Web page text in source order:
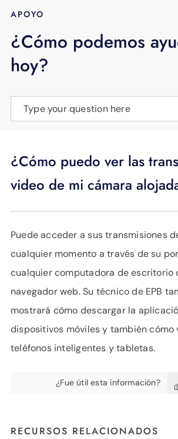
BLOG
APOYO
APOYO
¿Cómo podemos
hoy?
Type your question here
¿Cómo puedo ver las
video de mi cámara
Puede acceder a sus transmisiones
cualquier momento a través de su
cualquier computadora de escritorio
navegador web. Su técnico de EPB
mostrará cómo descargar la
dispositivos móviles y también cómo
teléfonos inteligentes y tabletas.
¿Fue útil esta información?
RECURSOS RELACIONADOS